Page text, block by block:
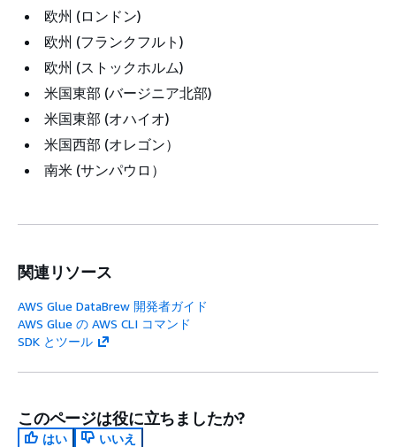
欧州 (ロンドン)
欧州 (フランクフルト)
欧州 (ストックホルム)
米国東部 (バージニア北部)
米国東部 (オハイオ)
米国西部 (オレゴン）
南米 (サンパウロ）
関連リソース
AWS Glue DataBrew 開発者ガイド
AWS Glue の AWS CLI コマンド
SDK とツール
このページは役に立ちましたか?
はい
いいえ